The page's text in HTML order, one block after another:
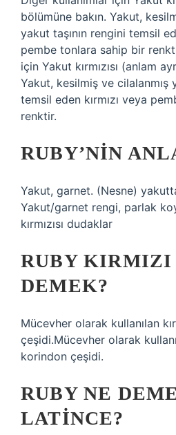
bölümüne bakın. Yakut,
yakut taşının rengini temsil
pembe tonlara sahip bir
için Yakut kırmızısı (anlam
Yakut, kesilmiş ve cilalanmış
temsil eden kırmızı veya
renktir.
RUBY’NIN
Yakut, garnet. (Nesne)
Yakut/garnet rengi, parlak
kırmızısı dudaklar
RUBY KIRMIZI
DEMEK?
Mücevher olarak kullanılan
çeşidi.Mücevher olarak
korindon çeşidi.
RUBY NE
LATINCE?